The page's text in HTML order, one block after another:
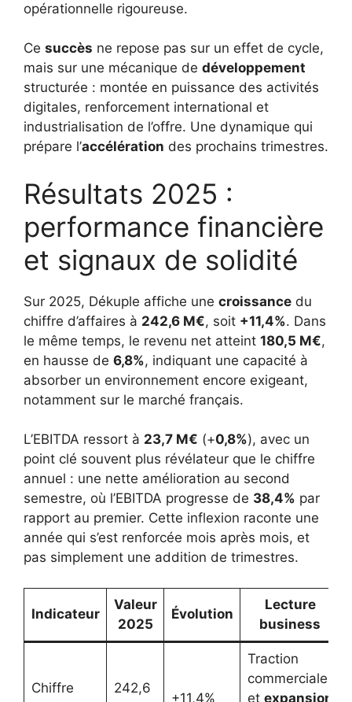
opérationnelle rigoureuse.
Ce succès ne repose pas sur un effet de cycle,
mais sur une mécanique de développement
structurée : montée en puissance des activités
digitales, renforcement international et
industrialisation de l’offre. Une dynamique qui
prépare l’accélération des prochains trimestres.
Résultats 2025 :
performance financière
et signaux de solidité
Sur 2025, Dékuple affiche une croissance du
chiffre d’affaires à 242,6 M€, soit +11,4%. Dans
le même temps, le revenu net atteint 180,5 M€,
en hausse de 6,8%, indiquant une capacité à
absorber un environnement encore exigeant,
notamment sur le marché français.
L’EBITDA ressort à 23,7 M€ (+0,8%), avec un
point clé souvent plus révélateur que le chiffre
annuel : une nette amélioration au second
semestre, où l’EBITDA progresse de 38,4% par
rapport au premier. Cette inflexion raconte une
année qui s’est renforcée mois après mois, et
pas simplement une addition de trimestres.
Indicateur
Valeur
2025
Évolution
Lecture
business
Chiffre
242,6
+11,4%
Traction
commerciale
et expansion